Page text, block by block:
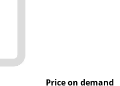
Price on demand